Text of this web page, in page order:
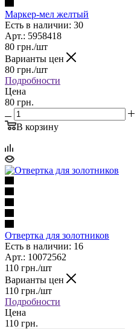
Маркер-мел желтый
Есть в наличии: 30
Арт.: 5958418
80 грн./шт
Варианты цен
80 грн./шт
Подробности
Цена
80 грн.
В корзину
Отвертка для золотников
Есть в наличии: 16
Арт.: 10072562
110 грн./шт
Варианты цен
110 грн./шт
Подробности
Цена
110 грн.